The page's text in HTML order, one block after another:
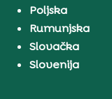
Poljska
Rumunjska
Slovačka
Slovenija